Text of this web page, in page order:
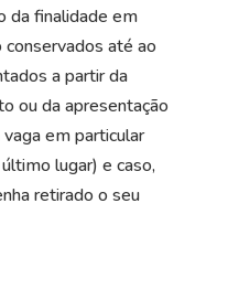
da finalidade em
até ao
a partir da
ou da apresentação
em particular
lugar) e caso,
retirado o seu